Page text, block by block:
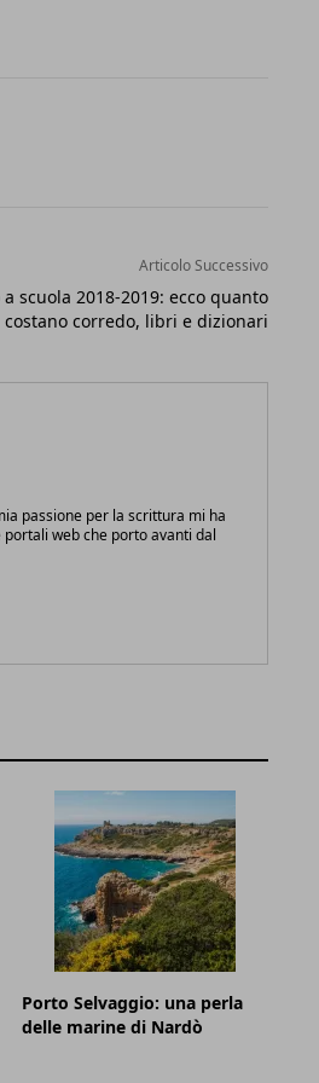
Articolo Successivo
scuola 2018-2019: ecco quanto
costano corredo, libri e dizionari
passione per la scrittura mi ha
web che porto avanti dal
Porto Selvaggio: una perla
delle marine di Nardò